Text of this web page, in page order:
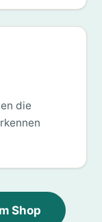
die
Shop